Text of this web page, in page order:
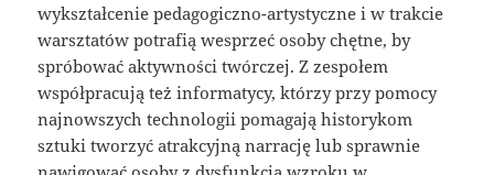
wykształcenie pedagogiczno-artystyczne i w trakcie
warsztatów potrafią wesprzeć osoby chętne, by
spróbować aktywności twórczej. Z zespołem
współpracują też informatycy, którzy przy pomocy
najnowszych technologii pomagają historykom
sztuki tworzyć atrakcyjną narrację lub sprawnie